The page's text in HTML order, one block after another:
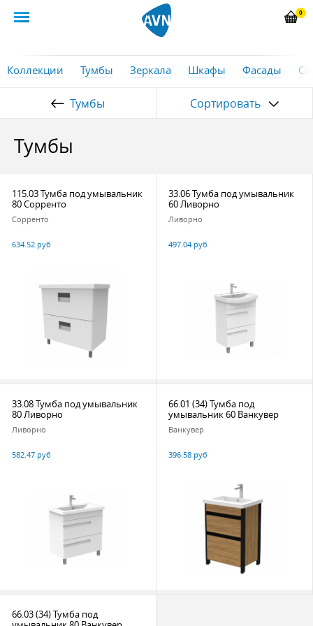
0
Коллекции Тумбы Зеркала Шкафы Фасады
Тумбы Сортировать
Тумбы
115.03 Тумба под умывальник
80 Сорренто
Сорренто
634.52 руб
33.06 Тумба под умывальник
60 Ливорно
Ливорно
497.04 руб
33.08 Тумба под умывальник
80 Ливорно
Ливорно
582.47 руб
66.01 (34) Тумба под
умывальник 60 Ванкувер
Ванкувер
396.58 руб
66.03 (34) Тумба под